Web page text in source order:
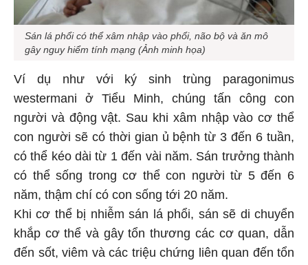
Sán lá phổi có thể xâm nhập vào phổi, não bộ và ăn mô
gây nguy hiểm tính mạng (Ảnh minh họa)
Ví dụ như với ký sinh trùng paragonimus
westermani ở Tiểu Minh, chúng tấn công con
người và động vật. Sau khi xâm nhập vào cơ thể
con người sẽ có thời gian ủ bệnh từ 3 đến 6 tuần,
có thể kéo dài từ 1 đến vài năm. Sán trưởng thành
có thể sống trong cơ thể con người từ 5 đến 6
năm, thậm chí có con sống tới 20 năm.
Khi cơ thể bị nhiễm sán lá phổi, sán sẽ di chuyển
khắp cơ thể và gây tổn thương các cơ quan, dẫn
đến sốt, viêm và các triệu chứng liên quan đến tổn